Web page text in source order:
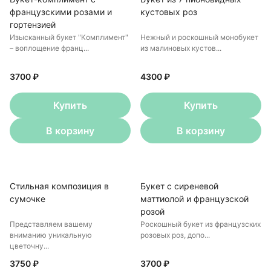
французскими розами и
гортензией
Изысканный букет "Комплимент"
– воплощение франц...
3700 ₽
Купить
В корзину
кустовых роз
Нежный и роскошный монобукет
из малиновых кустов...
4300 ₽
Купить
В корзину
Стильная композиция в
сумочке
Представляем вашему
вниманию уникальную
цветочну...
3750 ₽
Букет с сиреневой
маттиолой и французской
розой
Роскошный букет из французских
розовых роз, допо...
3700 ₽